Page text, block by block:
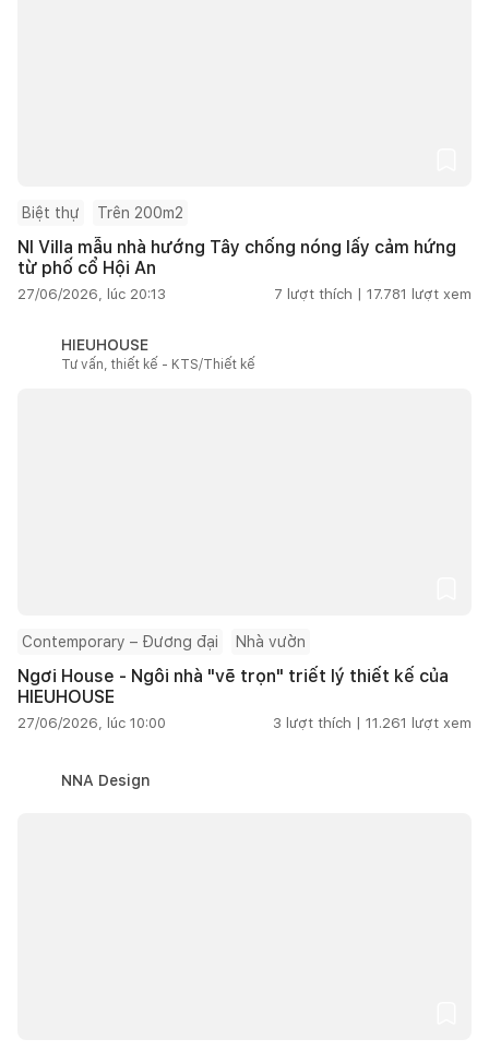
Biệt thự Trên 200m2
NI Villa mẫu nhà hướng Tây chống nóng lấy cảm hứng
từ phố cổ Hội An
27/06/2026, lúc 20:13 7 lượt thích | 17.781 lượt xem
HIEUHOUSE
Tư vấn, thiết kế - KTS/Thiết kế
Contemporary – Đương đại Nhà vườn
Ngơi House - Ngôi nhà "vẽ trọn" triết lý thiết kế của
HIEUHOUSE
27/06/2026, lúc 10:00 3 lượt thích | 11.261 lượt xem
NNA Design